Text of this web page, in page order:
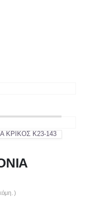
ΚΡΙΚΟΣ Κ23-143
)